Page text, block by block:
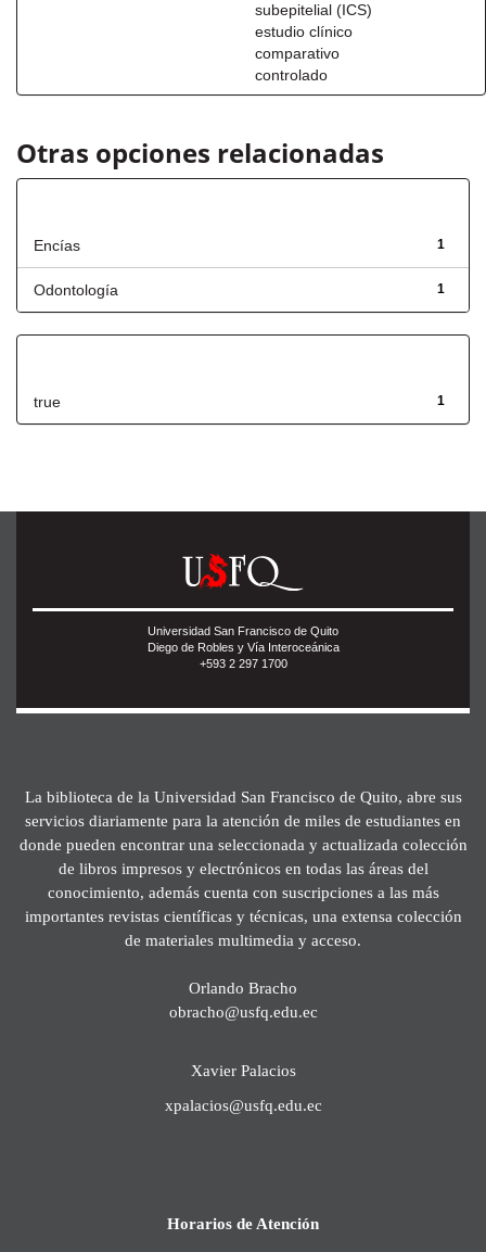
subepitelial (ICS)
estudio clínico
comparativo
controlado
Otras opciones relacionadas
1
Encías
1
Odontología
1
true
Universidad San Francisco de Quito
Diego de Robles y Vía Interoceánica
+593 2 297 1700
La biblioteca de la Universidad San Francisco de Quito, abre sus
servicios diariamente para la atención de miles de estudiantes en
donde pueden encontrar una seleccionada y actualizada colección
de libros impresos y electrónicos en todas las áreas del
conocimiento, además cuenta con suscripciones a las más
importantes revistas científicas y técnicas, una extensa colección
de materiales multimedia y acceso.
Orlando Bracho
obracho@usfq.edu.ec
Xavier Palacios
xpalacios@usfq.edu.ec
Horarios de Atención